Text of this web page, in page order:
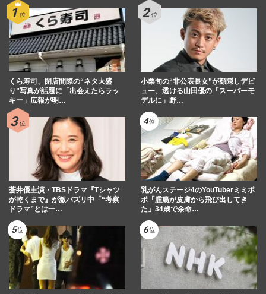
くら寿司、閉店間際の“ネタ大盛
り”写真が話題に「出会えたらラッ
キー」広報が明…
小栗旬の“非公表長女”が顔隠しデビ
ュー、透ける山田優の「スーパーモ
デルに」野…
蒼井優主演・TBSドラマ『Tシャツ
が乾くまで』が激バズリ中「“考察
ドラマ”とは一…
乳がんステージ4のYouTuberミミポ
ポ「腫瘍が皮膚から飛び出してき
た」34歳で余命…